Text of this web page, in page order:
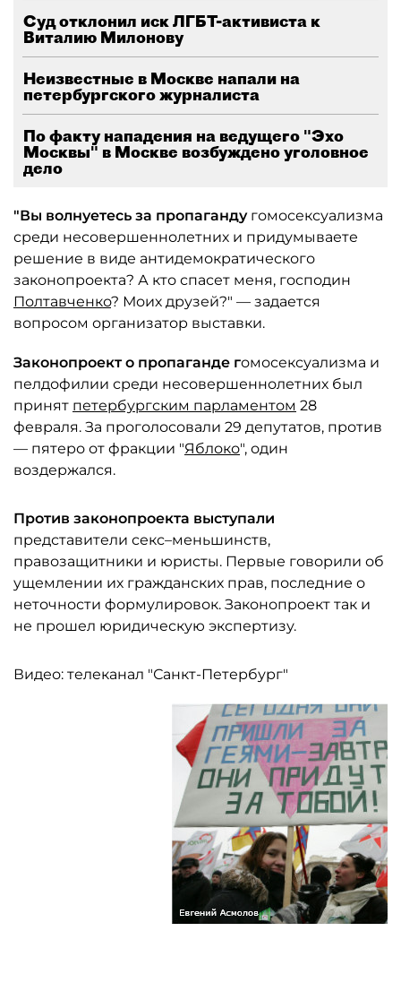
Суд отклонил иск ЛГБТ-активиста к
Виталию Милонову
Неизвестные в Москве напали на
петербургского журналиста
По факту нападения на ведущего "Эхо
Москвы" в Москве возбуждено уголовное
дело
"Вы волнуетесь за пропагандугомосексуализма
среди несовершеннолетних и придумываете
решение в виде антидемократического
законопроекта? А кто спасет меня, господин
Полтавченко? Моих друзей?" — задается
вопросом организатор выставки.
Законопроект о пропаганде гомосексуализма и
пелдофилии среди несовершеннолетних был
принят петербургским парламентом 28
февраля. За проголосовали 29 депутатов, против
— пятеро от фракции "Яблоко", один
воздержался.
Против законопроекта выступали
представители секс–меньшинств,
правозащитники и юристы. Первые говорили об
ущемлении их гражданских прав, последние о
неточности формулировок. Законопроект так и
не прошел юридическую экспертизу.
Видео: телеканал "Санкт-Петербург"